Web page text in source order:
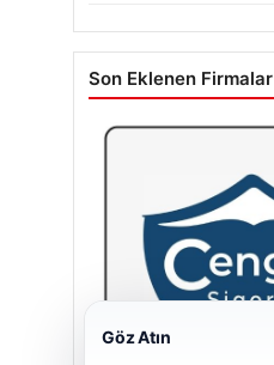
Son Eklenen Firmalar
Göz Atın